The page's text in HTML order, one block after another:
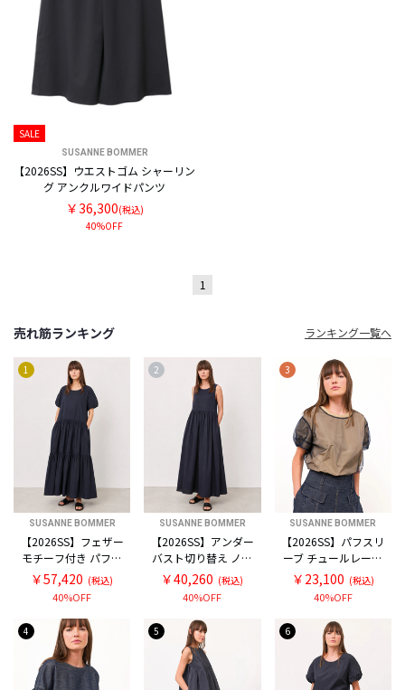
SALE
SUSANNE BOMMER
【2026SS】ウエストゴム シャーリン
グ アンクルワイドパンツ
￥36,300(税込)
40%OFF
1
売れ筋ランキング ランキング一覧へ
1
SUSANNE BOMMER
【2026SS】フェザー
モチーフ付き パフス
リーブ ティアードロ
ングワンピースドレ
ス
￥57,420 (税込)
40%OFF
2
SUSANNE BOMMER
【2026SS】アンダー
バスト切り替え ノー
スリーブ ワンピース
ドレス
￥40,260 (税込)
40%OFF
3
SUSANNE BOMMER
【2026SS】パフスリ
ーブ チュールレース
プルオーバーブラウ
￥23,100 (税込)
40%OFF
4 5 6